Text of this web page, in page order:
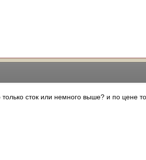
сток или немного выше? и по цене